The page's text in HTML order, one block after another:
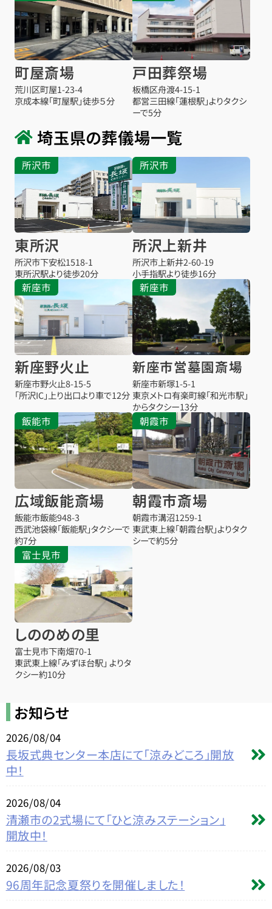
町屋斎場
荒川区町屋1-23-4
京成本線「町屋駅」徒歩５分
戸田葬祭場
板橋区舟渡4-15-1
都営三田線「蓮根駅」よりタクシ
ーで5分
埼玉県の葬儀場一覧
所沢市
東所沢
所沢市下安松1518-1
東所沢駅より徒歩20分
所沢市
所沢上新井
所沢市上新井2-60-19
小手指駅より徒歩16分
新座市
新座野火止
新座市野火止8-15-5
「所沢IC」上り出口より車で12分
新座市
新座市営墓園斎場
新座市新塚1-5-1
東京メトロ有楽町線「和光市駅」
からタクシー13分
飯能市
広域飯能斎場
飯能市飯能948-3
西武池袋線「飯能駅」タクシーで
約7分
朝霞市
朝霞市斎場
朝霞市溝沼1259-1
東武東上線「朝霞台駅」よりタク
シーで約5分
富士見市
しののめの里
富士見市下南畑70-1
東武東上線「みずほ台駅」 よりタ
クシー約10分
お知らせ
2026/08/04
長坂式典センター本店にて「涼みどころ」開放
中！
2026/08/04
清瀬市の2式場にて「ひと涼みステーション」
開放中！
2026/08/03
96周年記念夏祭りを開催しました！